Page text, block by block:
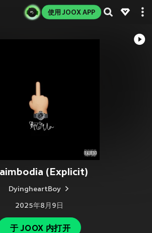
使用 JOOX APP
(Explicit)
DyingheartBoy
2025年8月9日
于 JOOX 内打开